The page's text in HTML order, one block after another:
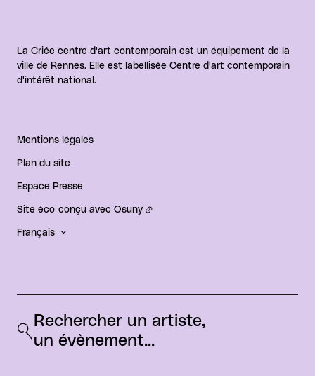
La Criée centre d'art contemporain est un équipement de la
ville de Rennes. Elle est labellisée Centre d'art contemporain
d'intérêt national.
Mentions légales
Plan du site
Espace Presse
Site éco-conçu avec Osuny
Français
Rechercher un artiste,
un évènement...